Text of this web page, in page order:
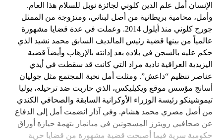
الإنسان أمل علم الدين كلوني ل‍جائزة نوبل للسلام هذا العام.
وأمل، محامية بريطانية من أصل لبناني، ومتزوجة من الممثل
جورج كلوني منذ أيلول 2014. وعملت في عدة قضايا مشهورة
عالمياً من بينها قضية رئيس المالديف السابق محمد نشيد الذي
حكم عليه بالسجن في بلاده بعد إدانته بالإرهاب وأيضاً قضية
اليزيدية العراقية نادية مراد التي كانت قد سقطت في أيدي
عناصر تنظيم “داعش”. ومثلت أمل نخبة المجتمع مثل جوليان
أسانج مؤسس موقع ويكيليكس، الذي حاربت ضد ترحيله، يوليا
تيموشينكو رئيسة الوزراء الأوكرانية السابقة والصحافي الكندي
من أصل مصري محمد هشام. وفي آذار انضمت أمل إلى الدفاع
عن صحافيي رويترز المسجونين في ميانمار بتهمة حيازة أوراق
حكومية سرية فيما أصبحت قضية مشهورة من قضايا حرية